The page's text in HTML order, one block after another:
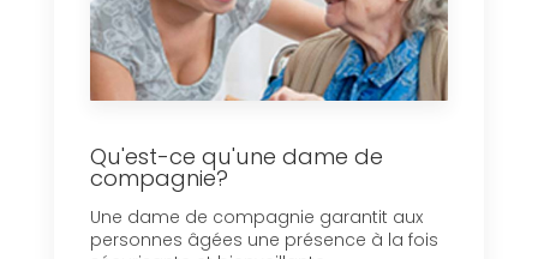
Qu'est-ce qu'une dame de
compagnie?
Une dame de compagnie garantit aux
personnes âgées une présence à la fois